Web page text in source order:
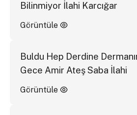
Bilinmiyor İlahi Karcığar
Görüntüle
Buldu Hep Derdine
Gece Amir Ateş Saba İlahi
Görüntüle